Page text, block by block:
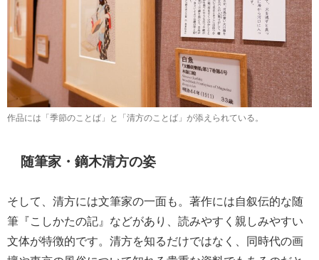
作品には「季節のことば」と「清方のことば」が添えられている。
随筆家・鏑木清方の姿
そして、清方には文筆家の一面も。著作には自叙伝的な随
筆『こしかたの記』などがあり、読みやすく親しみやすい
文体が特徴的です。清方を知るだけではなく、同時代の画